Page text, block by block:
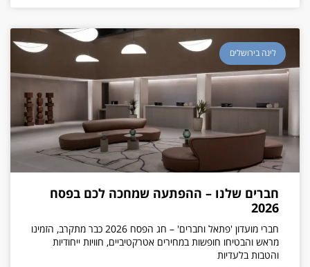
לינה בירושלים
חברים שלנו – ההפתעה שמחכה לכם בפסח
2026
חברי מועדון 'פתאל וחברים' – חג הפסח 2026 כבר מתקרב, הזמינו
מראש והבטיחו חופשות במחירים אטרקטיביים, חוויות ייחודיות
והטבות בלעדיות